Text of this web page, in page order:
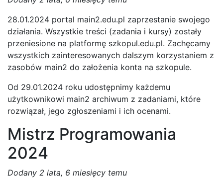
28.01.2024 portal main2.edu.pl zaprzestanie swojego
działania. Wszystkie treści (zadania i kursy) zostały
przeniesione na platformę szkopul.edu.pl. Zachęcamy
wszystkich zainteresowanych dalszym korzystaniem z
zasobów main2 do założenia konta na szkopule.
Od 29.01.2024 roku udostępnimy każdemu
użytkownikowi main2 archiwum z zadaniami, które
rozwiązał, jego zgłoszeniami i ich ocenami.
Mistrz Programowania
2024
Dodany 2 lata, 6 miesięcy temu